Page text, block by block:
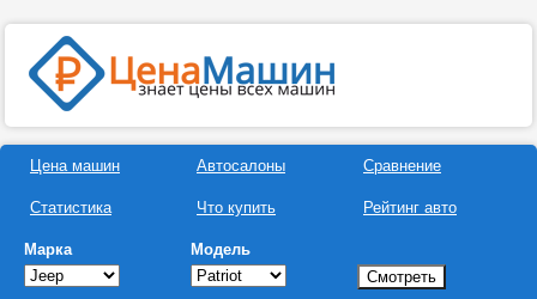
Цена машин
Статистика
Автосалоны
Что купить
Сравнение
Рейтинг авто
Марка Модель